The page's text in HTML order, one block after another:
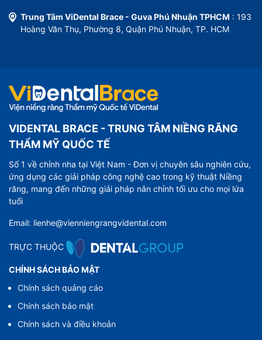
Trung Tâm ViDental Brace - Guva Phú Nhuận TPHCM : 193
Hoàng Văn Thụ, Phường 8, Quận Phú Nhuận, TP. HCM
VIDENTAL BRACE - TRUNG TÂM NIỀNG RĂNG
THẨM MỸ QUỐC TẾ
Số 1 về chỉnh nha tại Việt Nam - Đơn vị chuyên sâu nghiên cứu,
ứng dụng các giải pháp công nghệ cao trong kỹ thuật Niềng
răng, mang đến những giải pháp nắn chỉnh tối ưu cho mọi lứa
tuổi
Email: lienhe@vienniengrangvidental.com
TRỰC THUỘC
CHÍNH SÁCH BẢO MẬT
Chính sách quảng cáo
Chính sách bảo mật
Chính sách và điều khoản